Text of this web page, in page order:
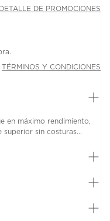
DETALLE DE PROMOCIONES
TÉRMINOS Y CONDICIONES
en máximo rendimiento,
superior sin costuras...